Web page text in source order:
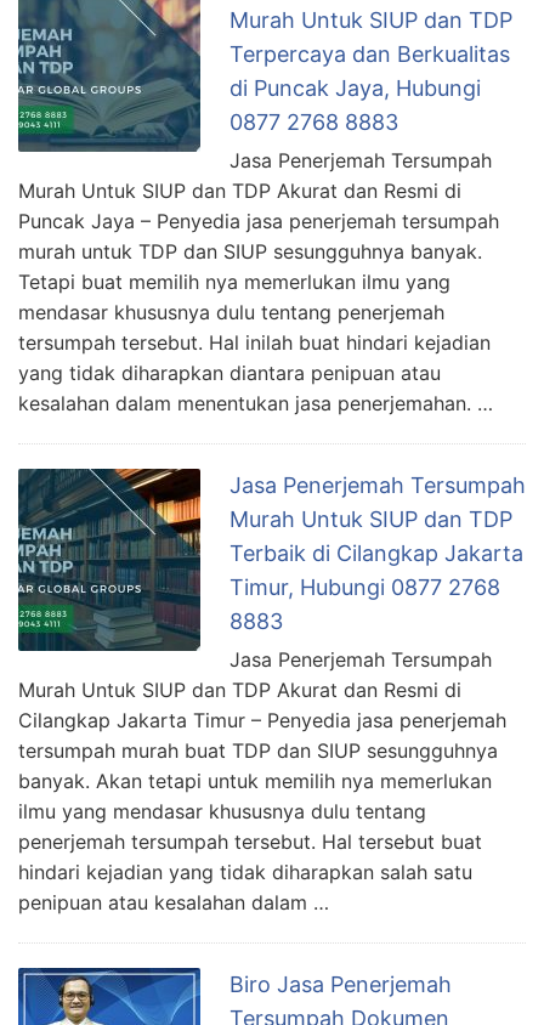
Murah Untuk SIUP dan TDP
Terpercaya dan Berkualitas
di Puncak Jaya, Hubungi
0877 2768 8883
Jasa Penerjemah Tersumpah
Murah Untuk SIUP dan TDP Akurat dan Resmi di
Puncak Jaya – Penyedia jasa penerjemah tersumpah
murah untuk TDP dan SIUP sesungguhnya banyak.
Tetapi buat memilih nya memerlukan ilmu yang
mendasar khususnya dulu tentang penerjemah
tersumpah tersebut. Hal inilah buat hindari kejadian
yang tidak diharapkan diantara penipuan atau
kesalahan dalam menentukan jasa penerjemahan. …
Jasa Penerjemah Tersumpah
Murah Untuk SIUP dan TDP
Terbaik di Cilangkap Jakarta
Timur, Hubungi 0877 2768
8883
Jasa Penerjemah Tersumpah
Murah Untuk SIUP dan TDP Akurat dan Resmi di
Cilangkap Jakarta Timur – Penyedia jasa penerjemah
tersumpah murah buat TDP dan SIUP sesungguhnya
banyak. Akan tetapi untuk memilih nya memerlukan
ilmu yang mendasar khususnya dulu tentang
penerjemah tersumpah tersebut. Hal tersebut buat
hindari kejadian yang tidak diharapkan salah satu
penipuan atau kesalahan dalam …
Biro Jasa Penerjemah
Tersumpah Dokumen